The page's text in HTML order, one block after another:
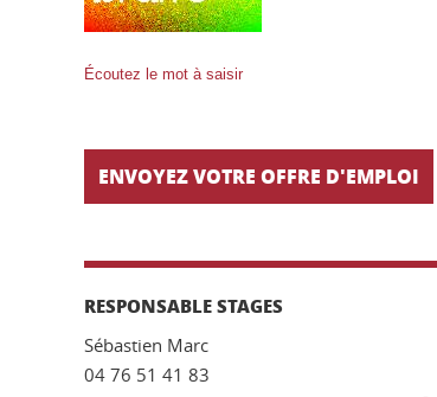
Écoutez le mot à saisir
RESPONSABLE STAGES
Sébastien Marc
04 76 51 41 83